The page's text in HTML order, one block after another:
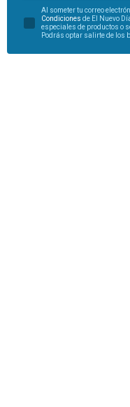
Al someter tu correo
Condiciones de El Nuevo
especiales de productos o
Podrás optar salirte de los